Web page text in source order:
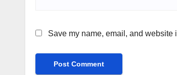
Save my name, email, and website